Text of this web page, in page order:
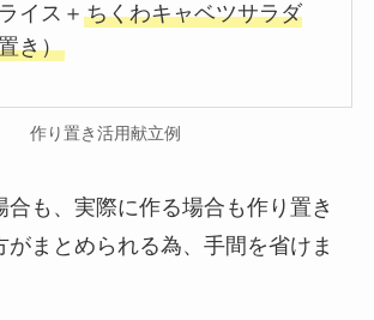
イス＋ちくわキャベツサラダ
き）
作り置き活用献立例
合も、実際に作る場合も作り置き
がまとめられる為、手間を省けま